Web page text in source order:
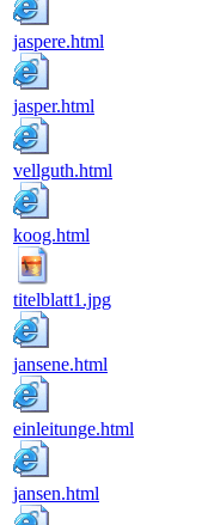
jaspere.html
jasper.html
vellguth.html
koog.html
titelblatt1.jpg
jansene.html
einleitunge.html
jansen.html